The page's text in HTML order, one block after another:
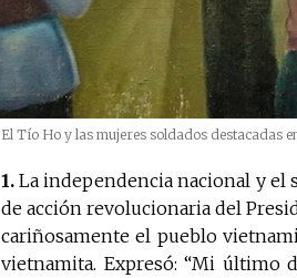
El Tío Ho y las mujeres soldados destacadas
1. La independencia nacional y el
de acción revolucionaria del
cariñosamente el pueblo
vietnamita. Expresó: “Mi último